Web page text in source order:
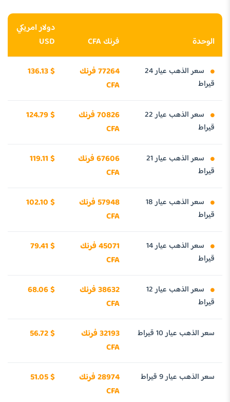
الوحدة فرنك CFA
دولار امريكي
USD
سعر الذهب عيار 24
قيراط
77264 فرنك
CFA
136.13 $
سعر الذهب عيار 22
قيراط
70826 فرنك
CFA
124.79 $
سعر الذهب عيار 21
قيراط
67606 فرنك
CFA
119.11 $
سعر الذهب عيار 18
قيراط
57948 فرنك
CFA
102.10 $
سعر الذهب عيار 14
قيراط
45071 فرنك
CFA
79.41 $
سعر الذهب عيار 12
قيراط
38632 فرنك
CFA
68.06 $
سعر الذهب عيار 10 قيراط
32193 فرنك
CFA
56.72 $
سعر الذهب عيار 9 قيراط
28974 فرنك
CFA
51.05 $